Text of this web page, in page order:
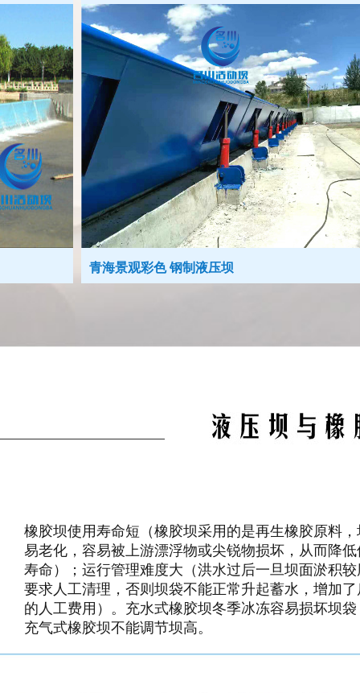
海景观彩色 钢制液压坝
国好水坝 名川液压坝
橡胶坝使用寿命短（橡胶坝采用的是再生橡胶原料，
易老化，容易被上游漂浮物或尖锐物损坏，从而降低
寿命）；运行管理难度大（洪水过后一旦坝面淤积较
要求人工清理，否则坝袋不能正常升起蓄水，增加了
的人工费用）。充水式橡胶坝冬季冰冻容易损坏坝袋
充气式橡胶坝不能调节坝高。